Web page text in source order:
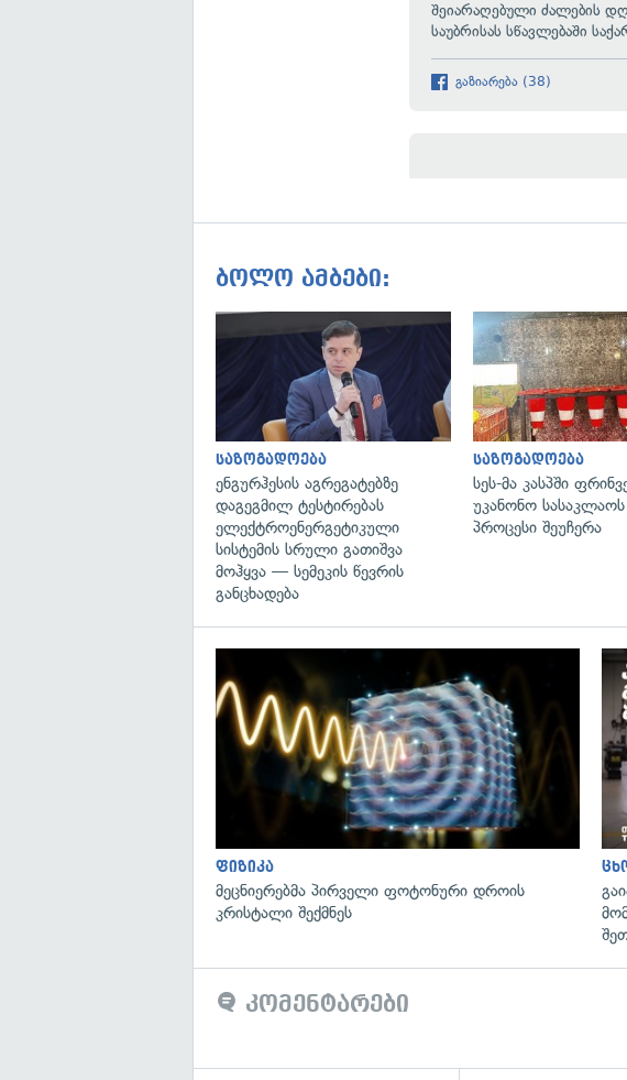
შეიარაღებული ძალების
საუბრისას სწავლებაში
გაზიარება (38)
ბოლო ამბები:
გადახედვა
საზოგადოება
ენგურჰესის აგრეგატებზე
დაგეგმილ ტესტირებას
ელექტროენერგეტიკული
სისტემის სრული გათიშვა
მოჰყვა — სემეკის წევრის
განცხადება
საზოგადოება
სეს-მა კასპში
უკანონო
პროცესი შეუჩერა
ფიზიკა
მეცნიერებმა პირველი ფოტონური დროის
კრისტალი შექმნეს
კომენტარები